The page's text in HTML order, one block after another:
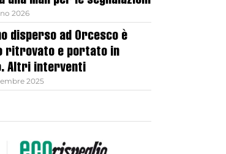
2026
disperso ad Orcesco è
ritrovato e portato in
Altri interventi
2025